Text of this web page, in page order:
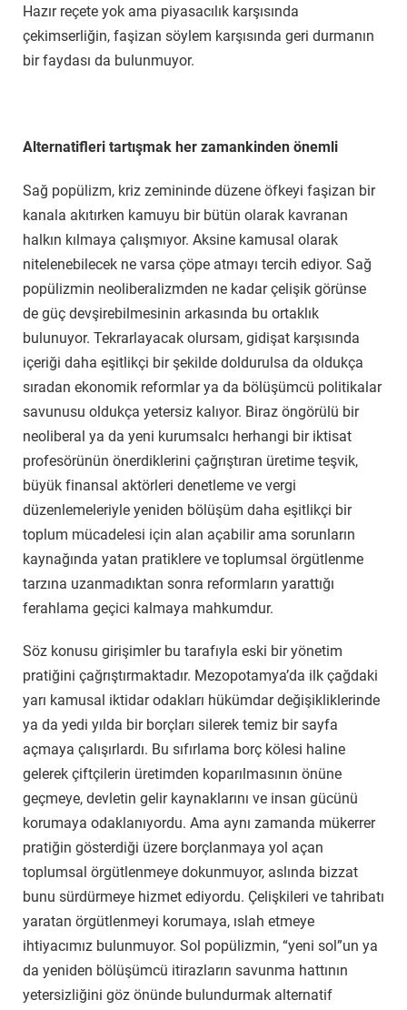
Hazır reçete yok ama piyasacılık karşısında
çekimserliğin, faşizan söylem karşısında geri durmanın
bir faydası da bulunmuyor.
Alternatifleri tartışmak her zamankinden önemli
Sağ popülizm, kriz zemininde düzene öfkeyi faşizan bir
kanala akıtırken kamuyu bir bütün olarak kavranan
halkın kılmaya çalışmıyor. Aksine kamusal olarak
nitelenebilecek ne varsa çöpe atmayı tercih ediyor. Sağ
popülizmin neoliberalizmden ne kadar çelişik görünse
de güç devşirebilmesinin arkasında bu ortaklık
bulunuyor. Tekrarlayacak olursam, gidişat karşısında
içeriği daha eşitlikçi bir şekilde doldurulsa da oldukça
sıradan ekonomik reformlar ya da bölüşümcü politikalar
savunusu oldukça yetersiz kalıyor. Biraz öngörülü bir
neoliberal ya da yeni kurumsalcı herhangi bir iktisat
profesörünün önerdiklerini çağrıştıran üretime teşvik,
büyük finansal aktörleri denetleme ve vergi
düzenlemeleriyle yeniden bölüşüm daha eşitlikçi bir
toplum mücadelesi için alan açabilir ama sorunların
kaynağında yatan pratiklere ve toplumsal örgütlenme
tarzına uzanmadıktan sonra reformların yarattığı
ferahlama geçici kalmaya mahkumdur.
Söz konusu girişimler bu tarafıyla eski bir yönetim
pratiğini çağrıştırmaktadır. Mezopotamya’da ilk çağdaki
yarı kamusal iktidar odakları hükümdar değişikliklerinde
ya da yedi yılda bir borçları silerek temiz bir sayfa
açmaya çalışırlardı. Bu sıfırlama borç kölesi haline
gelerek çiftçilerin üretimden koparılmasının önüne
geçmeye, devletin gelir kaynaklarını ve insan gücünü
korumaya odaklanıyordu. Ama aynı zamanda mükerrer
pratiğin gösterdiği üzere borçlanmaya yol açan
toplumsal örgütlenmeye dokunmuyor, aslında bizzat
bunu sürdürmeye hizmet ediyordu. Çelişkileri ve tahribatı
yaratan örgütlenmeyi korumaya, ıslah etmeye
ihtiyacımız bulunmuyor. Sol popülizmin, “yeni sol”un ya
da yeniden bölüşümcü itirazların savunma hattının
yetersizliğini göz önünde bulundurmak alternatif